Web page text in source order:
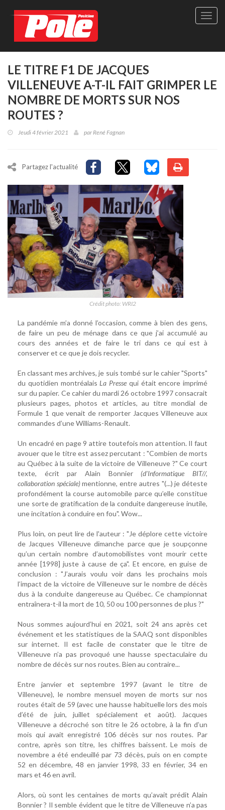
Site
Le
LE TITRE F1 DE JACQUES
VILLENEUVE A-T-IL FAIT GRIMPER LE
NOMBRE DE MORTS SUR NOS
ROUTES ?
Jeudi 4 février 2021 parRené Fagnan
Partagez l'actualité
Crédit photo: WRI2
La pandémie m’a donné l’occasion, comme à bien des gens,
de faire un peu de ménage dans ce que j’ai accumulé au
cours des années et de faire le tri dans ce qui est à
conserver et ce que je dois recycler.
En classant mes archives, je suis tombé sur le cahier "Sports"
du quotidien montréalaisLa Presse qui était encore imprimé
sur du papier. Ce cahier du mardi 26 octobre 1997 consacrait
plusieurs pages, photos et articles, au titre mondial de
Formule 1 que venait de remporter Jacques Villeneuve aux
commandes d’une Williams-Renault.
Un encadré en page 9 attire toutefois mon attention. Il faut
avouer que le titre est assez percutant : "Combien de morts
au Québec à la suite de la victoire de Villeneuve ?" Ce court
texte, écrit par Alain Bonnier (d’Informatique BIT//,
collaboration spéciale)mentionne, entre autres "(...) je déteste
profondément la course automobile parce qu’elle constitue
une sorte de gratification de la conduite dangereuse inutile,
une incitation à conduire en fou". Wow...
Plus loin, on peut lire de l'auteur : "Je déplore cette victoire
de Jacques Villeneuve dimanche parce que je soupçonne
qu’un certain nombre d’automobilistes vont mourir cette
année [1998] juste à cause de ça". Et encore, en guise de
conclusion : "J’aurais voulu voir dans les prochains mois
l’impact de la victoire de Villeneuve sur le nombre de décès
dus à la conduite dangereuse au Québec. Ce championnat
entraînera-t-il la mort de 10, 50 ou 100 personnes de plus ?"
Nous sommes aujourd’hui en 2021, soit 24 ans après cet
événement et les statistiques de la SAAQ sont disponibles
sur internet. Il est facile de constater que le titre de
Villeneuve n’a pas provoqué une hausse spectaculaire du
nombre de décès sur nos routes. Bien au contraire...
Entre janvier et septembre 1997 (avant le titre de
Villeneuve), le nombre mensuel moyen de morts sur nos
routes était de 59 (avec une hausse habituelle lors des mois
d’été de juin, juillet spécialement et août). Jacques
Villeneuve a décroché son titre le 26 octobre, à la fin d’un
mois qui avait enregistré 106 décès sur nos routes. Par
contre, après son titre, les chiffres baissent. Le mois de
novembre a été endeuillé par 73 décès, puis on en compte
52 en décembre, 48 en janvier 1998, 33 en février, 34 en
mars et 46 en avril.
Alors, où sont les centaines de morts qu’avait prédit Alain
Bonnier ? Il semble évident que le titre de Villeneuve n’a pas